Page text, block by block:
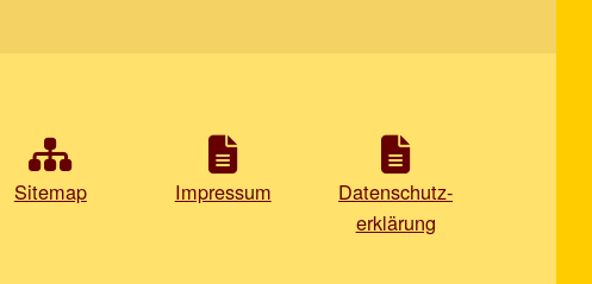
Sitemap Impressum
Datenschutz-
erklärung